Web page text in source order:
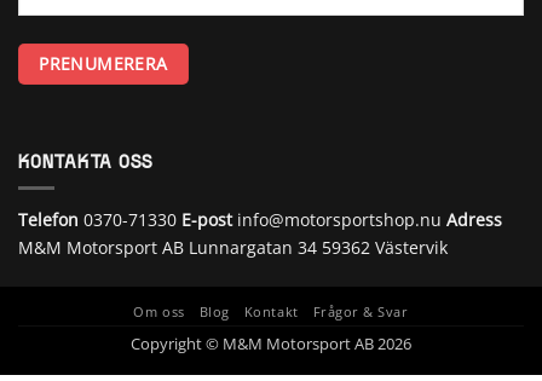
KONTAKTA OSS
Telefon 0370-71330 E-postinfo@motorsportshop.nu Adress
M&M Motorsport AB Lunnargatan 34 59362 Västervik
Om oss Blog Kontakt Frågor & Svar
Copyright © M&M Motorsport AB 2026